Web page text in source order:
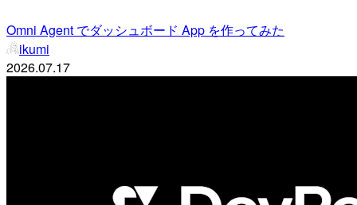
Omni Agent でダッシュボード App を作ってみた
ikumi
2026.07.17